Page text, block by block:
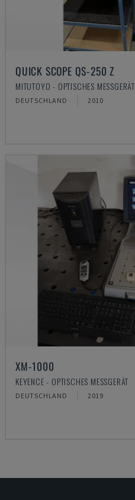
QUICK SCOPE QS-250 Z
MITUTOYO - OPTISCHES MESSGERÄT
DEUTSCHLAND 2010
XM-1000
KEYENCE - OPTISCHES MESSGERÄT
DEUTSCHLAND 2019